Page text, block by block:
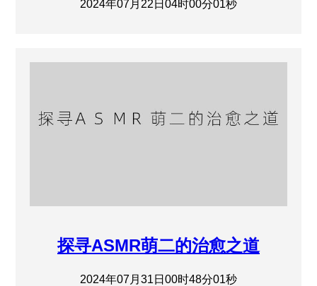
2024年07月22日04时00分01秒
探寻ASMR萌二的治愈之道
2024年07月31日00时48分01秒